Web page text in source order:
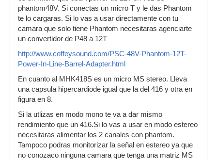
phantom48V. Si conectas un micro T y le das Phantom
te lo cargaras. Si lo vas a usar directamente con tu
camara que solo tiene Phantom necesitaras agenciarte
un convertidor de P48 a 12T
http://www.coffeysound.com/PSC-48V-Phantom-12T-
Power-In-Line-Barrel-Adapter.html
En cuanto al MHK418S es un micro MS stereo. Lleva
una capsula hipercardiode igual que la del 416 y otra en
figura en 8.
Si la utlizas en modo mono te va a dar mismo
rendimiento que un 416.Si lo vas a usar en modo estereo
necesitaras alimentar los 2 canales con phantom.
Tampoco podras monitorizar la señal en estereo ya que
no conozaco ninguna camara que tenga una matriz MS